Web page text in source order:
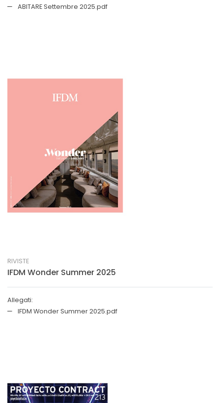
ABITARE Settembre 2025.pdf
RIVISTE
IFDM Wonder Summer 2025
Allegati:
IFDM Wonder Summer 2025.pdf